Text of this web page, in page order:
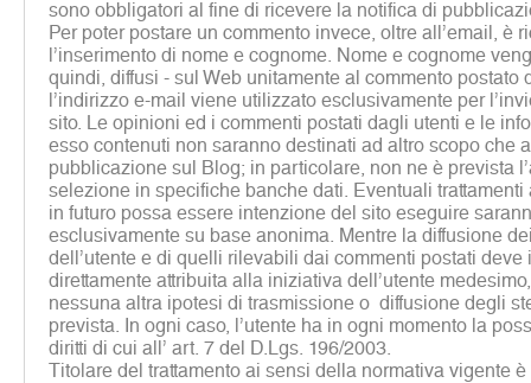
sono obbligatori al fine di ricevere la notifica di
Per poter postare un commento invece, oltre all’email, è
l’inserimento di nome e cognome. Nome e cognome
quindi, diffusi - sul Web unitamente al commento postato
l’indirizzo e-mail viene utilizzato esclusivamente per
sito. Le opinioni ed i commenti postati dagli utenti e le
esso contenuti non saranno destinati ad altro scopo che
pubblicazione sul Blog; in particolare, non ne è prevista
selezione in specifiche banche dati. Eventuali trattamenti
in futuro possa essere intenzione del sito eseguire
esclusivamente su base anonima. Mentre la diffusione
dell’utente e di quelli rilevabili dai commenti postati deve
direttamente attribuita alla iniziativa dell’utente
nessuna altra ipotesi di trasmissione o diffusione degli
prevista. In ogni caso, l’utente ha in ogni momento la
diritti di cui all’ art. 7 del D.Lgs. 196/2003.
Titolare del trattamento ai sensi della normativa vigente